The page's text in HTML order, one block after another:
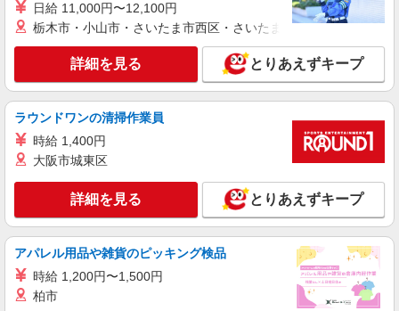
日給 11,000円〜12,100円
栃木市・小山市・さいたま市西区・さいたま市岩槻区・久喜市・
詳細を見る とりあえずキープ
ラウンドワンの清掃作業員
時給 1,400円
大阪市城東区
詳細を見る とりあえずキープ
アパレル用品や雑貨のピッキング検品
時給 1,200円〜1,500円
柏市